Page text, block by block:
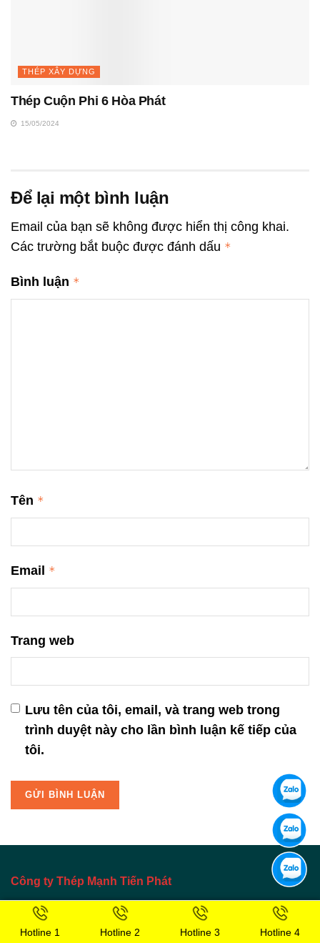
THÉP XÂY DỰNG
Thép Cuộn Phi 6 Hòa Phát
15/05/2024
Để lại một bình luận
Email của bạn sẽ không được hiển thị công khai.
Các trường bắt buộc được đánh dấu *
Bình luận *
Tên *
Email *
Trang web
Lưu tên của tôi, email, và trang web trong
trình duyệt này cho lần bình luận kế tiếp của
tôi.
Công ty Thép Mạnh Tiến Phát
Công ty Mạnh Tiến Phát có rất nhiều chi nhánh,
Hotline 1 Hotline 2 Hotline 3 Hotline 4